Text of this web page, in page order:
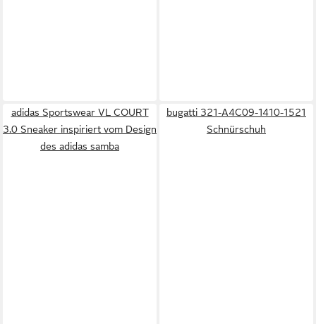
adidas Sportswear VL COURT
3.0 Sneaker inspiriert vom Design
des adidas samba
bugatti 321-A4C09-1410-1521
Schnürschuh